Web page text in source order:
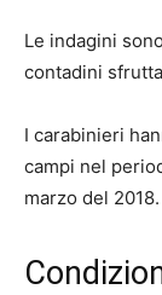
Le indagini
contadini
I carabinieri
campi nel
marzo del 2018.